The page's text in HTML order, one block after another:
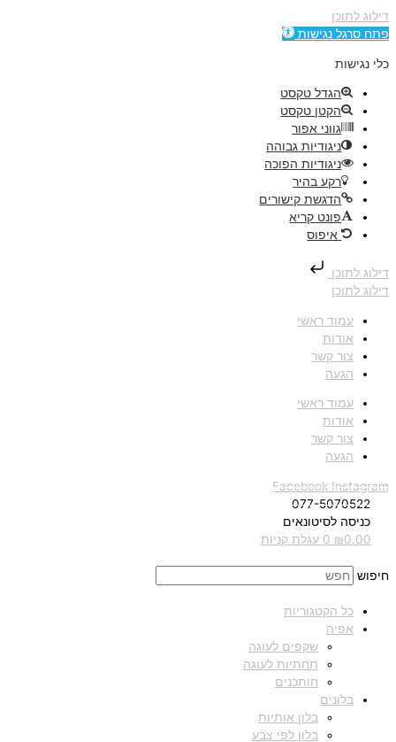
דילוג לתוכן
פתח סרגל נגישות
כלי נגישות
הגדל טקסט
הקטן טקסט
גווני אפור
ניגודיות גבוהה
ניגודיות הפוכה
רקע בהיר
הדגשת קישורים
פונט קריא
איפוס
דילוג לתוכן
דילוג לתוכן
עמוד ראשי
אודות
צור קשר
הגעה
עמוד ראשי
אודות
צור קשר
הגעה
Facebook Instagram
077-5070522
כניסה לסיטונאים
₪0.00
0 עגלת קניות
חיפוש
כל הקטגוריות
אפיה
שקפים לעוגה
תחתיות לעוגה
חותכנים
בלונים
בלון אותיות
בלון לפי צבע